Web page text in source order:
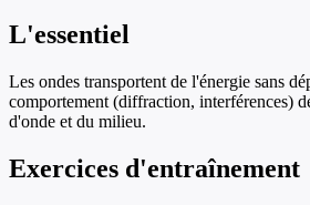
L'essentiel
Les ondes transportent de l'énergie sans
comportement (diffraction, interférences)
d'onde et du milieu.
Exercices d'entraînement